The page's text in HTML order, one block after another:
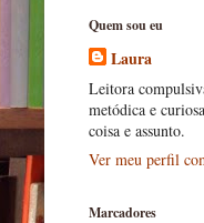
Quem sou eu
Laura
Leitora
metódica e
coisa e assunto.
Ver meu perfil
Marcadores